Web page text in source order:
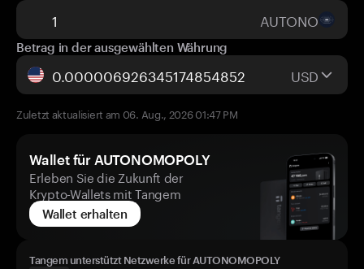
AUTONO
Betrag in der ausgewählten Währung
USD
Zuletzt aktualisiert am 06. Aug., 2026 01:47 PM
Wallet für AUTONOMOPOLY
Erleben Sie die Zukunft der
Krypto-Wallets mit Tangem
Wallet erhalten
Tangem unterstützt Netzwerke für AUTONOMOPOLY